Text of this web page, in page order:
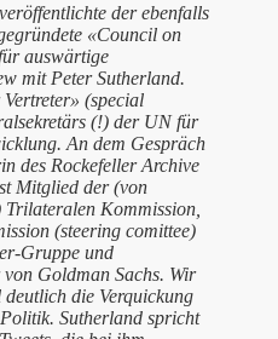
der ebenfalls
«Council on
auswärtige
mit Peter Sutherland.
(special
(!) der UN für
An dem Gespräch
des Rockefeller Archive
Mitglied der (von
Kommission,
(steering comittee)
Gruppe und
Goldman Sachs. Wir
die Verquickung
Sutherland spricht